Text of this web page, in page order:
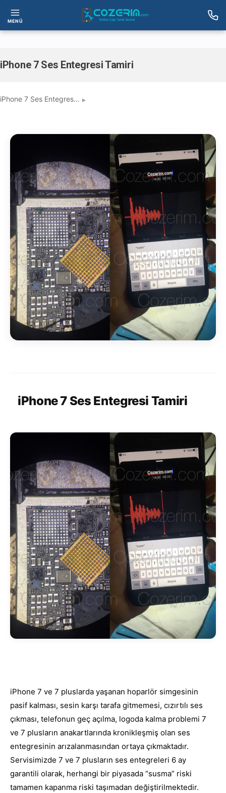
MENÜ
iPhone 7 Ses Entegresi Tamiri
iPhone 7 Ses Entegres…
iPhone 7 Ses Entegresi Tamiri
iPhone 7 ve 7 pluslarda yaşanan hoparlör simgesinin
pasif kalması, sesin karşı tarafa gitmemesi, cızırtılı ses
çıkması, telefonun geç açılma, logoda kalma problemi 7
ve 7 plusların anakartlarında kronikleşmiş olan ses
entegresinin arızalanmasından ortaya çıkmaktadır.
Servisimizde 7 ve 7 plusların ses entegreleri 6 ay
garantili olarak, herhangi bir piyasada “susma” riski
tamamen kapanma riski taşımadan değiştirilmektedir.